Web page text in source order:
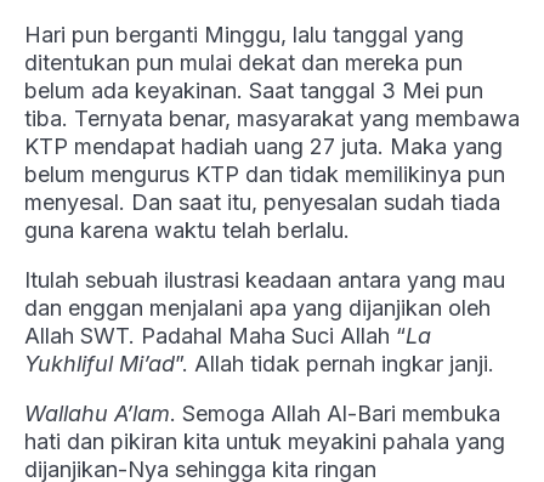
Hari pun berganti Minggu, lalu tanggal yang
ditentukan pun mulai dekat dan mereka pun
belum ada keyakinan. Saat tanggal 3 Mei pun
tiba. Ternyata benar, masyarakat yang membawa
KTP mendapat hadiah uang 27 juta. Maka yang
belum mengurus KTP dan tidak memilikinya pun
menyesal. Dan saat itu, penyesalan sudah tiada
guna karena waktu telah berlalu.
Itulah sebuah ilustrasi keadaan antara yang mau
dan enggan menjalani apa yang dijanjikan oleh
Allah SWT. Padahal Maha Suci Allah “La
Yukhliful Mi’ad”. Allah tidak pernah ingkar janji.
Wallahu A’lam. Semoga Allah Al-Bari membuka
hati dan pikiran kita untuk meyakini pahala yang
dijanjikan-Nya sehingga kita ringan